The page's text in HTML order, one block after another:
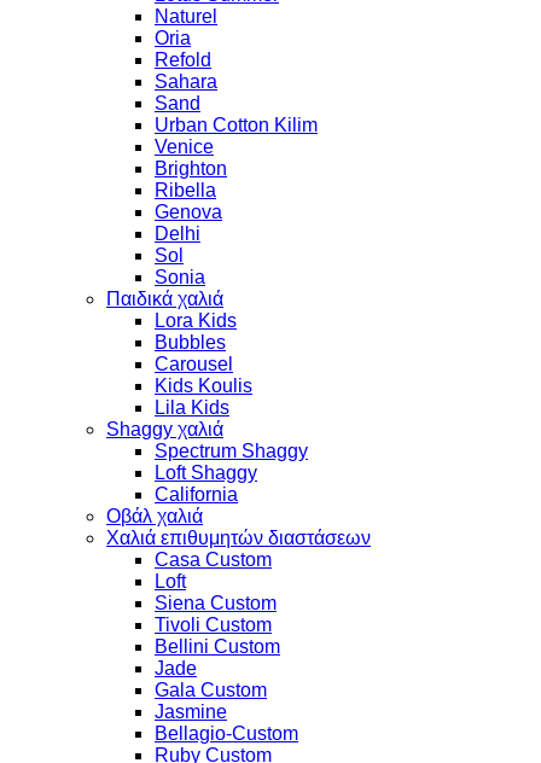
Naturel
Oria
Refold
Sahara
Sand
Urban Cotton Kilim
Venice
Brighton
Ribella
Genova
Delhi
Sol
Sonia
Παιδικά χαλιά
Lora Kids
Bubbles
Carousel
Kids Koulis
Lila Kids
Shaggy χαλιά
Spectrum Shaggy
Loft Shaggy
California
Οβάλ χαλιά
Χαλιά επιθυμητών διαστάσεων
Casa Custom
Loft
Siena Custom
Tivoli Custom
Bellini Custom
Jade
Gala Custom
Jasmine
Bellagio-Custom
Ruby Custom